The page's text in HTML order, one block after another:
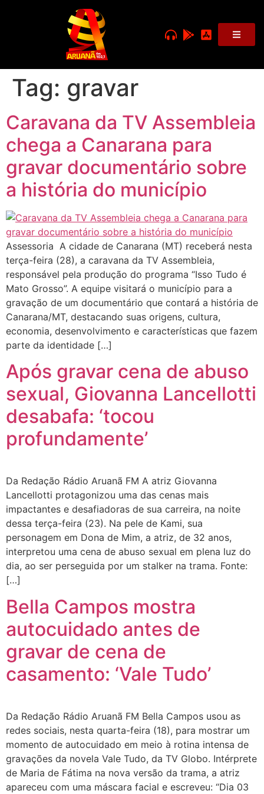
Tag: gravar
Caravana da TV Assembleia
chega a Canarana para
gravar documentário sobre
a história do município
Assessoria A cidade de Canarana (MT) receberá nesta
terça-feira (28), a caravana da TV Assembleia,
responsável pela produção do programa “Isso Tudo é
Mato Grosso”. A equipe visitará o município para a
gravação de um documentário que contará a história de
Canarana/MT, destacando suas origens, cultura,
economia, desenvolvimento e características que fazem
parte da identidade […]
Após gravar cena de abuso
sexual, Giovanna Lancellotti
desabafa: ‘tocou
profundamente’
Da Redação Rádio Aruanã FM A atriz Giovanna
Lancellotti protagonizou uma das cenas mais
impactantes e desafiadoras de sua carreira, na noite
dessa terça-feira (23). Na pele de Kami, sua
personagem em Dona de Mim, a atriz, de 32 anos,
interpretou uma cena de abuso sexual em plena luz do
dia, ao ser perseguida por um stalker na trama. Fonte:
[…]
Bella Campos mostra
autocuidado antes de
gravar de cena de
casamento: ‘Vale Tudo’
Da Redação Rádio Aruanã FM Bella Campos usou as
redes sociais, nesta quarta-feira (18), para mostrar um
momento de autocuidado em meio à rotina intensa de
gravações da novela Vale Tudo, da TV Globo. Intérprete
de Maria de Fátima na nova versão da trama, a atriz
apareceu com uma máscara facial e escreveu: “Dia 03